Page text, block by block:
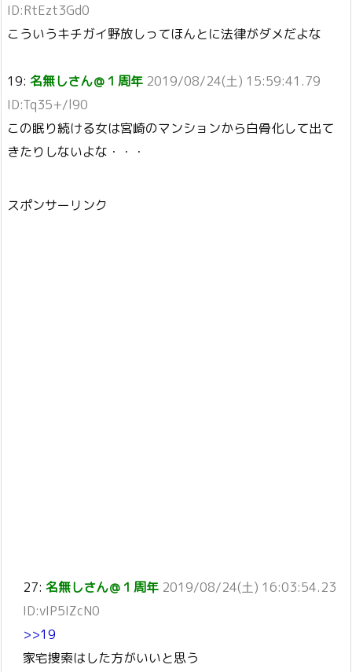
ID:RtEzt3Gd0
こういうキチガイ野放しってほんとに法律がダメだよな
19: 名無しさん＠１周年 2019/08/24(土) 15:59:41.79
ID:Tq35+/l90
この眠り続ける女は宮崎のマンションから白骨化して出て
きたりしないよな・・・
スポンサーリンク
27: 名無しさん＠１周年 2019/08/24(土) 16:03:54.23
ID:vIP5IZcN0
>>19
家宅捜索はした方がいいと思う